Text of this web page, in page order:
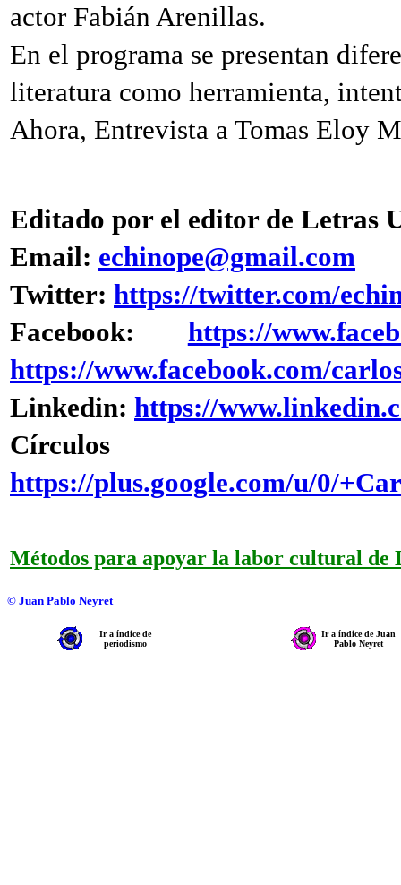
actor Fabián Arenillas.
En el programa se presentan
literatura como herramienta,
Ahora, Entrevista a Tomas Eloy
Editado por el editor de Letras
Email: echinope@gmail.com
Twitter: https://twitter.com/
Facebook: https://
https://www.facebook.com/
Linkedin: https://
https://plus.google.com/u/0/
Métodos para apoyar la labor cultural de
© Juan Pablo Neyret
Ir a índice de
periodismo
Ir a índice de Juan
Pablo Neyret